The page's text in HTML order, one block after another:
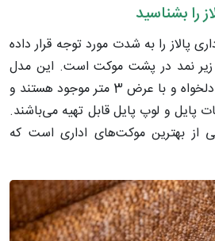
را بشناسید
پالاز را به شدت مورد توجه قرار داده
زیر نمد در پشت موکت است. این مدل
موکت در طرح و رنگ‌های دلخواه و با عرض 3 متر موجود هستند و
پایل و لوپ پایل قابل تهیه می‌باشند.
از بهترین موکت‌های اداری است که